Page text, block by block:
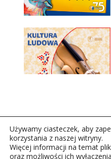
Używamy ciasteczek, aby
korzystania z naszej witryny.
Więcej informacji na temat
oraz możliwości ich